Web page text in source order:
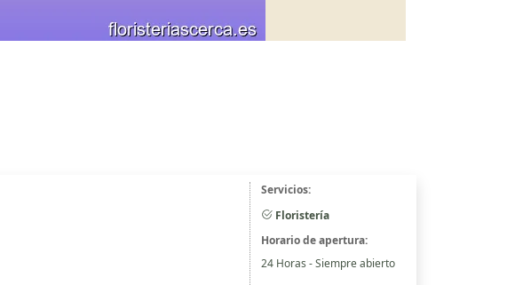
Servicios:
Floristería
Horario de apertura:
24 Horas - Siempre abierto